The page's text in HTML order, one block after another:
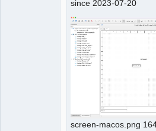
since 2023-07-20
screen-macos.png